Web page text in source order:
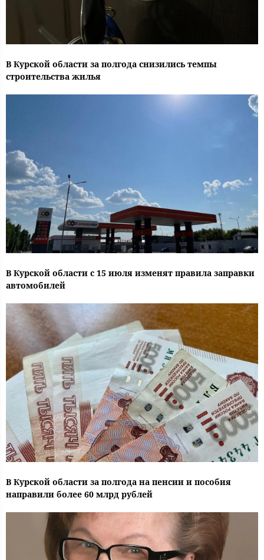
В Курской области за полгода снизились темпы
строительства жилья
В Курской области с 15 июля изменят правила заправки
автомобилей
В Курской области за полгода на пенсии и пособия
направили более 60 млрд рублей